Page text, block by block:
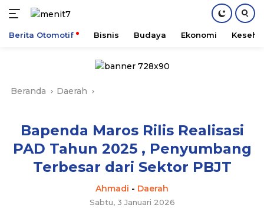
Berita Otomotif Bisnis Budaya Ekonomi
Beranda Daerah
Bapenda Maros Rilis Realisasi
PAD Tahun 2025 , Penyumbang
Terbesar dari Sektor PBJT
Ahmadi - Daerah
Sabtu, 3 Januari 2026